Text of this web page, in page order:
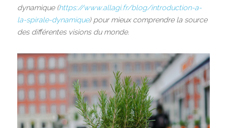
dynamique (https://www.allagi.fr/blog/introduction-a-
la-spirale-dynamique) pour mieux comprendre la source
des différentes visions du monde.